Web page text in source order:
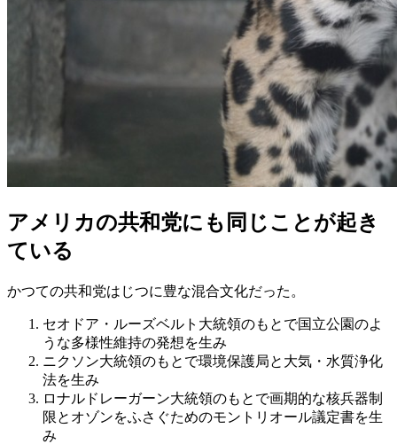
アメリカの共和党にも同じことが起き
ている
かつての共和党はじつに豊な混合文化だった。
セオドア・ルーズベルト大統領のもとで国立公園のよ
うな多様性維持の発想を生み
ニクソン大統領のもとで環境保護局と大気・水質浄化
法を生み
ロナルドレーガーン大統領のもとで画期的な核兵器制
限とオゾンをふさぐためのモントリオール議定書を生
み